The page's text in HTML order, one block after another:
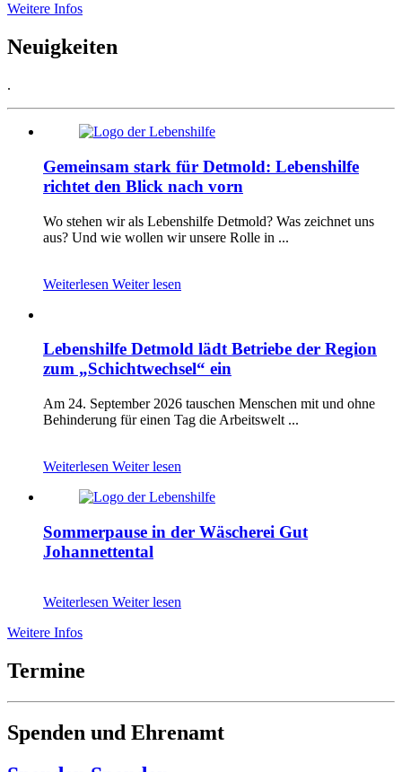
Weitere Infos
Neuigkeiten
.
Gemeinsam stark für Detmold: Lebenshilfe
richtet den Blick nach vorn
Wo stehen wir als Lebenshilfe Detmold? Was zeichnet uns
aus? Und wie wollen wir unsere Rolle in ...
Weiterlesen Weiter lesen
Lebenshilfe Detmold lädt Betriebe der Region
zum „Schichtwechsel“ ein
Am 24. September 2026 tauschen Menschen mit und ohne
Behinderung für einen Tag die Arbeitswelt ...
Weiterlesen Weiter lesen
Sommerpause in der Wäscherei Gut
Johannettental
Weiterlesen Weiter lesen
Weitere Infos
Termine
Spenden und Ehrenamt